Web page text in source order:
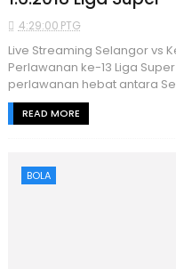
4:29:00 PTG
Live Streaming Selangor vs
Perlawanan ke-13 Liga
perlawanan hebat antara
READ MORE
BOLA